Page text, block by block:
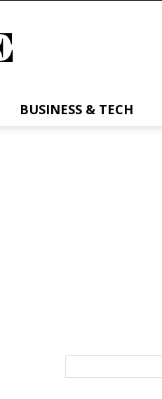
BUSINESS & TECH